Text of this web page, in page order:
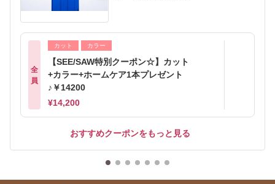
全
員
カット カラー
【SEE/SAW特別クーポン☆】カット
+カラー+ホームケア1本プレゼント
♪￥14200
¥14,200
おすすめクーポンをもっと見る